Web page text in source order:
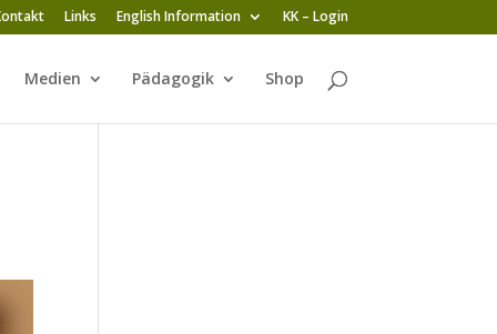
Links English Information KK – Login
Medien Pädagogik Shop